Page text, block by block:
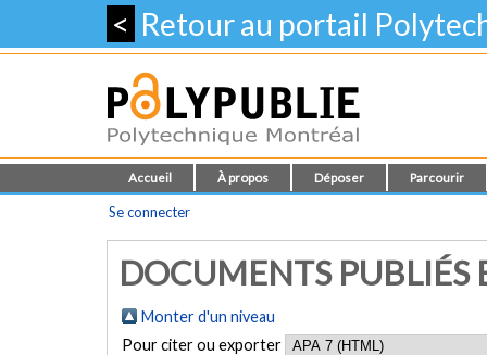
< Retour au portail
Accueil À propos Déposer Parcourir
Se connecter
DOCUMENTS PUBLIÉS
Monter d'un niveau
Pour citer ou exporter